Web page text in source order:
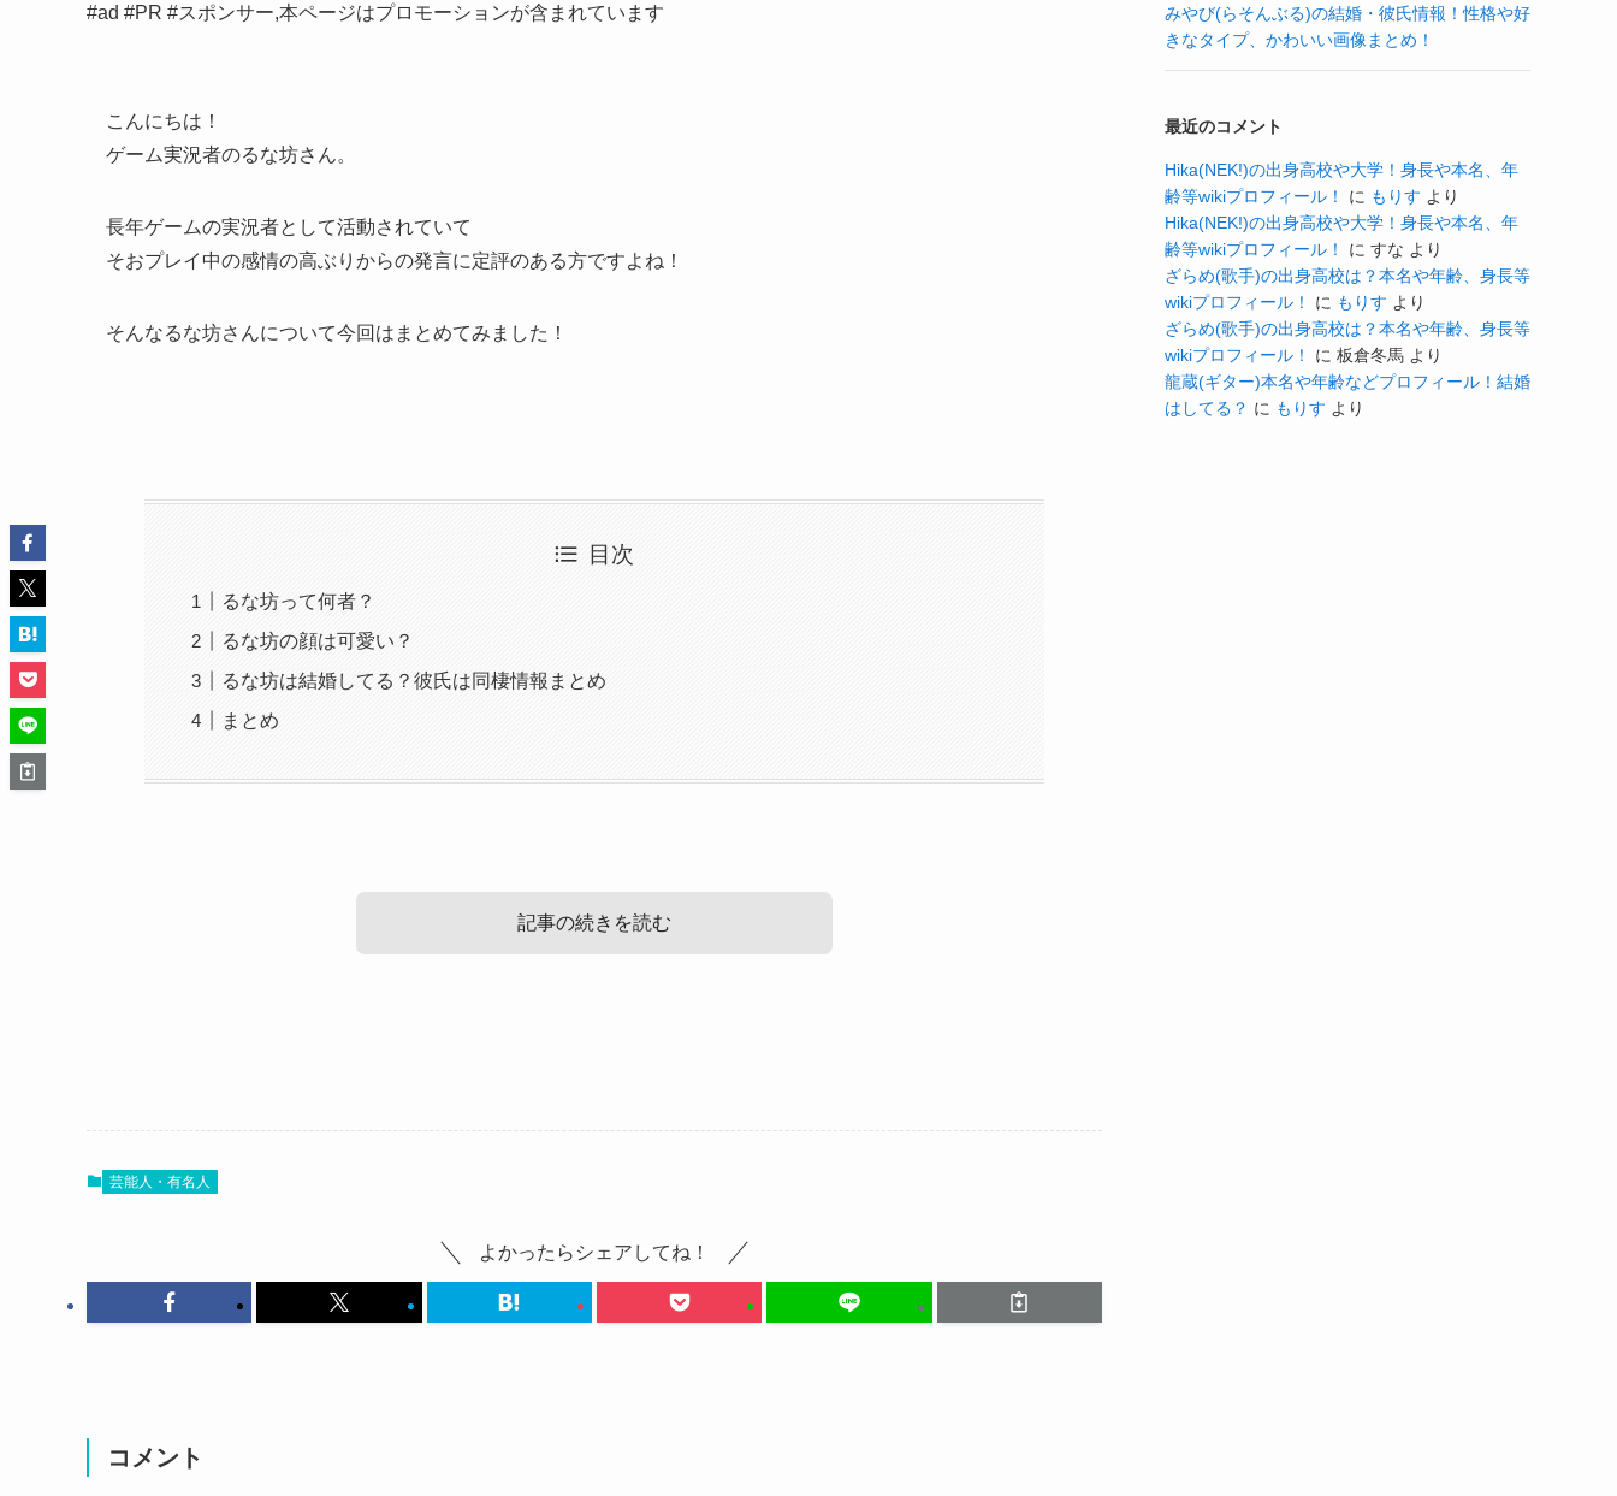
#ad #PR #スポンサー,本ページはプロモーションが含まれています
こんにちは！
ゲーム実況者のるな坊さん。
長年ゲームの実況者として活動されていて
そおプレイ中の感情の高ぶりからの発言に定評のある方ですよね！
そんなるな坊さんについて今回はまとめてみました！
目次
るな坊って何者？
るな坊の顔は可愛い？
るな坊は結婚してる？彼氏は同棲情報まとめ
まとめ
記事の続きを読む
名前：るなぼう
生年月日：1990年2月15日
年齢：2022年で32歳
るな坊さんは2012年あたりゲーム実況者として活動されています。
現在も結婚しているかや
そして同棲しているか等は不明となっています。
しかし、元声優である鳴海瑠奈さんが不祥事を起こし、
それが恋愛ものの不祥事だったことが発端で
るな坊さんは
芸能人・有名人
よかったらシェアしてね！
コメント
みやび(らそんぶる)の結婚・彼氏情報！性格や好
きなタイプ、かわいい画像まとめ！
最近のコメント
Hika(NEK!)の出身高校や大学！身長や本名、年
齢等wikiプロフィール！
に もりす より
Hika(NEK!)の出身高校や大学！身長や本名、年
齢等wikiプロフィール！
に すな より
ざらめ(歌手)の出身高校は？本名や年齢、身長等
wikiプロフィール！
に もりす より
ざらめ(歌手)の出身高校は？本名や年齢、身長等
wikiプロフィール！
に 板倉冬馬 より
龍蔵(ギター)本名や年齢などプロフィール！結婚
はしてる？ に もりす より